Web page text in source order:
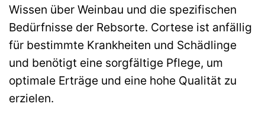
Wissen über Weinbau und die spezifischen
Bedürfnisse der Rebsorte. Cortese ist anfällig
für bestimmte Krankheiten und Schädlinge
und benötigt eine sorgfältige Pflege, um
optimale Erträge und eine hohe Qualität zu
erzielen.